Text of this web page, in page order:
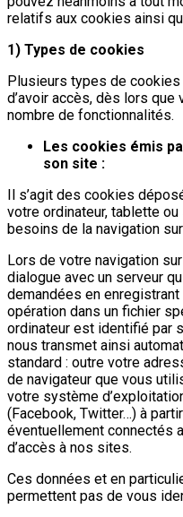
relatifs aux cookies ainsi
1) Types de cookies
Plusieurs types de
d’avoir accès, dès lors
nombre de fonctionnalités.
Les cookies émis
son site :
Il s’agit des cookies
votre ordinateur, tablette
besoins de la navigation
Lors de votre navigation
dialogue avec un serveur
demandées en
opération dans un fichier
ordinateur est identifié par
nous transmet ainsi
standard : outre votre
de navigateur que vous
votre système
(Facebook, Twitter…) à
éventuellement connectés
d’accès à nos sites.
Ces données et en
permettent pas de vous